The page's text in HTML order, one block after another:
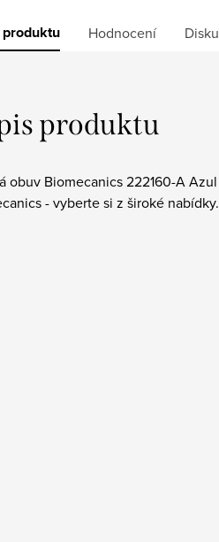
produktu Hodnocení
produktu
obuv Biomecanics 222160-A
- vyberte si z široké nabídky.